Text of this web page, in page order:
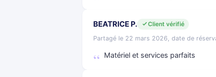
BEATRICE P.
Client vérifié
Partagé le 22 mars 2026, date de
Matériel et services parfaits